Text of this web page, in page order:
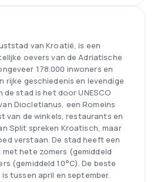
van Kroatië, is een
oevers van de Adriatische
178.000 inwoners en
rijke geschiedenis en levendige
stad is het door UNESCO
Diocletianus, een Romeins
van de winkels, restaurants en
Split spreken Kroatisch, maar
verstaan. De stad heeft een
hete zomers (gemiddeld
(gemiddeld 10°C). De beste
tussen april en september.